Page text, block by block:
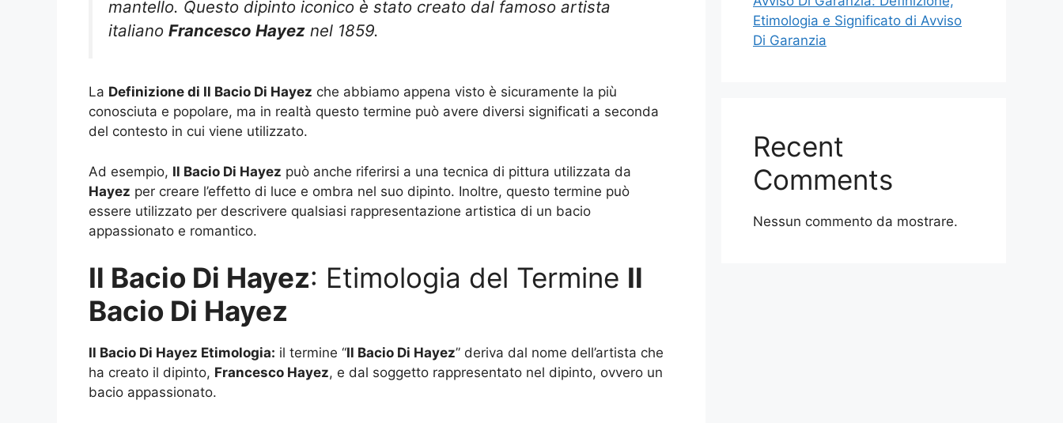
mantello. Questo dipinto iconico è stato creato dal famoso artista
italiano Francesco Hayez nel 1859.
La Definizione di Il Bacio Di Hayez che abbiamo appena visto è sicuramente la più
conosciuta e popolare, ma in realtà questo termine può avere diversi significati a seconda
del contesto in cui viene utilizzato.
Ad esempio, Il Bacio Di Hayez può anche riferirsi a una tecnica di pittura utilizzata da
Hayez per creare l’effetto di luce e ombra nel suo dipinto. Inoltre, questo termine può
essere utilizzato per descrivere qualsiasi rappresentazione artistica di un bacio
appassionato e romantico.
Il Bacio Di Hayez: Etimologia del Termine Il
Bacio Di Hayez
Il Bacio Di Hayez Etimologia: il termine “Il Bacio Di Hayez” deriva dal nome dell’artista che
ha creato il dipinto, Francesco Hayez, e dal soggetto rappresentato nel dipinto, ovvero un
bacio appassionato.
Etimologia e Significato di Avviso
Di Garanzia
Recent
Comments
Nessun commento da mostrare.